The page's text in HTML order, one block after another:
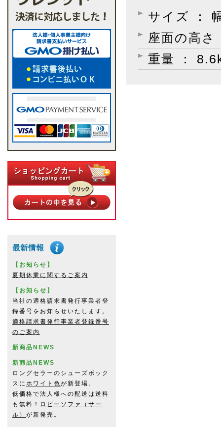
サイズ ：
座面の高
重量 ：
【お知らせ】
夏期休業に関するご案内
【お知らせ】
当社の適格請求書発行事業者登
録番号をお知らせいたします。
適格請求書発行事業者登録番号
のご案内
新商品NEWS
新商品NEWS
ロングセラーのシューズボック
スに ホワイト色が新登場。
低価格で法人様への配送は送料
も無料！
ロビーソファ（サー
ル） が新発売。